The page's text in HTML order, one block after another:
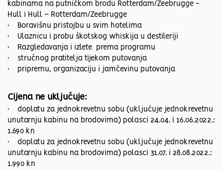
kabinama na putničkom brodu Rotterdam/Zeebrugge -
Hull i Hull – Rotterdam/Zeebrugge
• Boravišnu pristojbu u svim hotelima
• Ulaznicu i probu škotskog whiskija u destileriji
• Razgledavanja i izlete prema programu
• stručnog pratitelja tijekom putovanja
• pripremu, organizaciju i jamčevinu putovanja
Cijena ne uključuje:
• doplatu za jednokrevetnu sobu (uključuje jednokrevetnu
unutarnju kabinu na brodovima) polasci 24.04. i 16.06.2022.:
1.690 kn
• doplatu za jednokrevetnu sobu (uključuje jednokrevetnu
unutarnju kabinu na brodovima) polasci 31.07. i 28.08.2022.:
1.990 kn